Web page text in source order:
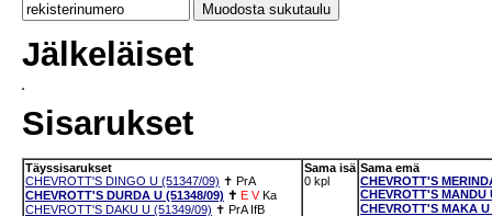
Jälkeläiset
Sisarukset
Täyssisarukset
CHEVROTT'S DINGO U (51347/09) ✝ PrA
CHEVROTT'S DURDA U (51348/09) ✝ E V Ka
CHEVROTT'S DAKU U (51349/09) ✝ PrA IfB
Sama isä
0 kpl
Sama emä
CHEVROTT'S
CHEVROTT'S MANDU
CHEVROTT'S MAKA U